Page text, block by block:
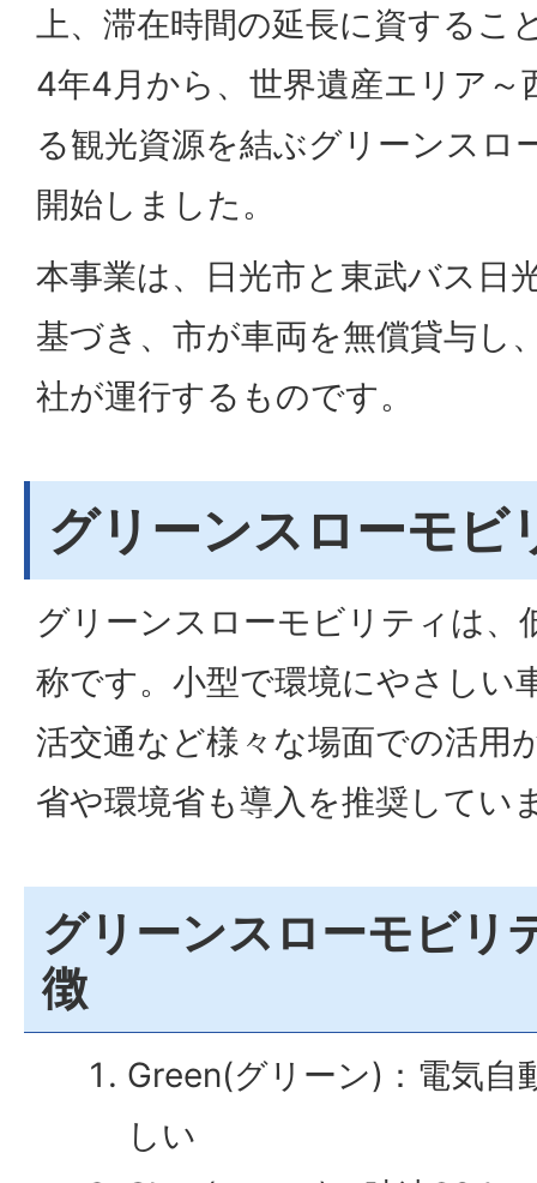
上、滞在時間の延長に資するこ
4年4月から、世界遺産エリア～
る観光資源を結ぶグリーンスロ
開始しました。
本事業は、日光市と東武バス日
基づき、市が車両を無償貸与し
社が運行するものです。
グリーンスローモビ
グリーンスローモビリティは、
称です。小型で環境にやさしい
活交通など様々な場面での活用
省や環境省も導入を推奨してい
グリーンスローモビリ
徴
Green(グリーン)：電気自
しい